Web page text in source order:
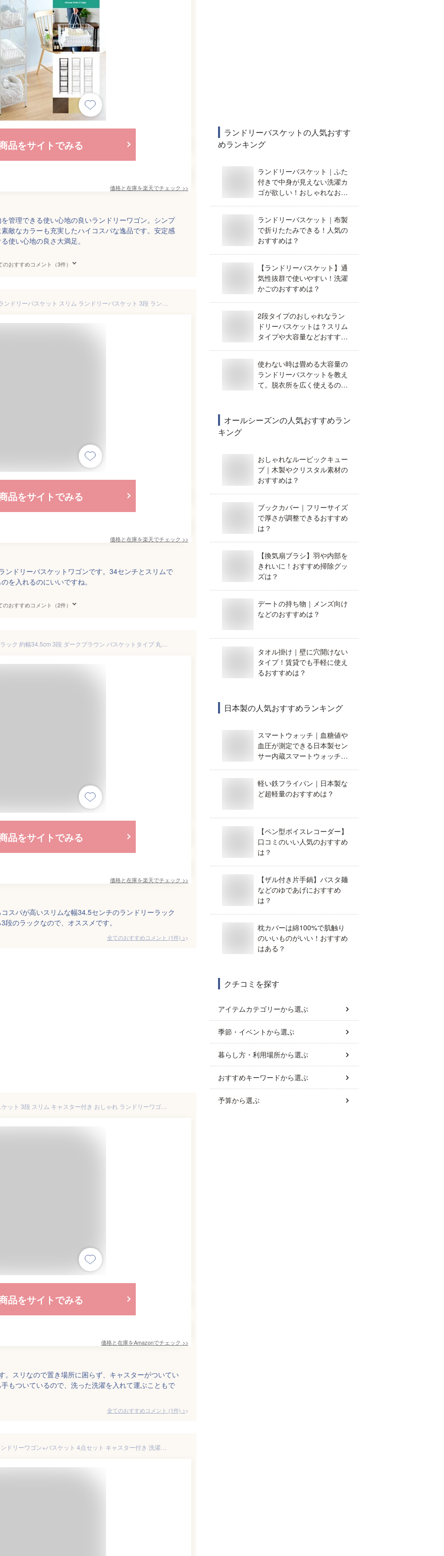
品をサイトでみる
価格と在庫を楽天でチェック >>
管理できる使い心地の良いランドリーワゴン。シンプ
敵なカラーも充実したハイコスパな逸品です。安定感
使い心地の良さ大満足。
のおすすめコメント（3件）
品をサイトでみる
価格と在庫を楽天でチェック >>
ンドリーバスケットワゴンです。34センチとスリムで
を入れるのにいいですね。
のおすすめコメント（2件）
品をサイトでみる
価格と在庫を楽天でチェック >>
スパが高いスリムな幅34.5センチのランドリーラック
のラックなので、オススメです。
全てのおすすめコメント (1件) >
品をサイトでみる
価格と在庫をAmazonでチェック >>
。スリなので置き場所に困らず、キャスターがついてい
もついているので、洗った洗濯を入れて運ぶこともで
全てのおすすめコメント (1件) >
ランドリーバスケットの人気おすす
めランキング
ランドリーバスケット｜ふた
付きで中身が見えない洗濯カ
ゴが欲しい！おしゃれなおす
ランドリーバスケット｜布製
で折りたたみできる！人気の
おすすめは？
【ランドリーバスケット】通
気性抜群で使いやすい！洗濯
かごのおすすめは？
2段タイプのおしゃれなラン
ドリーバスケットは？スリム
タイプや大容量などおすすめ
使わない時は畳める大容量の
ランドリーバスケットを教え
て。脱衣所を広く使えるのは
オールシーズンの人気おすすめラン
キング
おしゃれなルービックキュー
ブ｜木製やクリスタル素材の
おすすめは？
ブックカバー｜フリーサイズ
で厚さが調整できるおすすめ
は？
【換気扇ブラシ】羽や内部を
きれいに！おすすめ掃除グッ
ズは？
デートの持ち物｜メンズ向け
などのおすすめは？
タオル掛け｜壁に穴開けない
タイプ！賃貸でも手軽に使え
るおすすめは？
日本製の人気おすすめランキング
スマートウォッチ｜血糖値や
血圧が測定できる日本製セン
サー内蔵スマートウォッチの
軽い鉄フライパン｜日本製な
ど超軽量のおすすめは？
【ペン型ボイスレコーダー】
口コミのいい人気のおすすめ
は？
【ザル付き片手鍋】パスタ麺
などのゆであげにおすすめ
は？
枕カバーは綿100%で肌触り
のいいものがいい！おすすめ
はある？
クチコミを探す
アイテムカテゴリーから選ぶ
季節・イベントから選ぶ
暮らし方・利用場所から選ぶ
おすすめキーワードから選ぶ
予算から選ぶ